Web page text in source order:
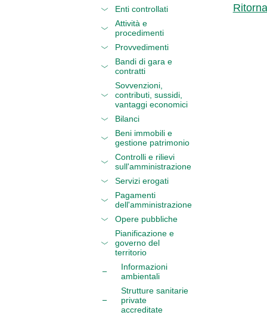
Enti controllati
Attività e
procedimenti
Provvedimenti
Bandi di gara e
contratti
Sovvenzioni,
contributi, sussidi,
vantaggi economici
Bilanci
Beni immobili e
gestione patrimonio
Controlli e rilievi
sull'amministrazione
Servizi erogati
Pagamenti
dell'amministrazione
Opere pubbliche
Pianificazione e
governo del
territorio
Informazioni
ambientali
Strutture sanitarie
private
accreditate